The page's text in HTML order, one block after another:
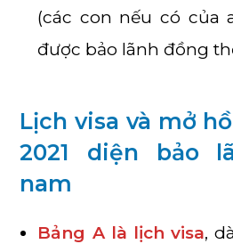
(các con nếu có của
được bảo lãnh đồng
Lịch visa và mở
2021 diện bảo
nam
Bảng A là lịch visa,